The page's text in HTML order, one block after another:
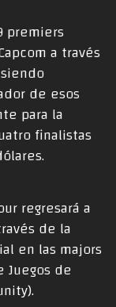
premiers
a través
de esos
para la
finalistas
regresará a
de la
en las majors
de